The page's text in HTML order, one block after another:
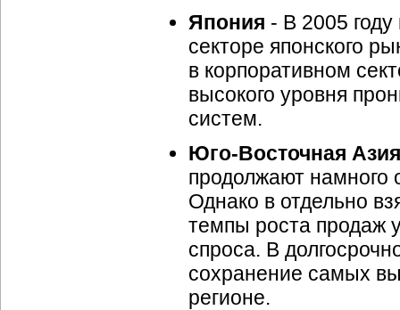
Япония - В 2005
секторе японского
в корпоративном
высокого уровня
систем.
Юго-Восточная
продолжают намного
Однако в отдельно
темпы роста продаж
спроса. В
сохранение самых
регионе.